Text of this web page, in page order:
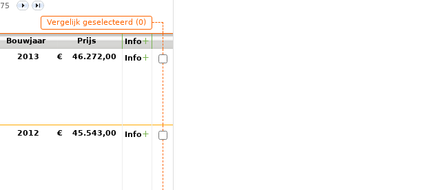
75
Vergelijk geselecteerd (0)
Bouwjaar Prijs Info+
2013 € 46.272,00 Info+
2012 € 45.543,00 Info+